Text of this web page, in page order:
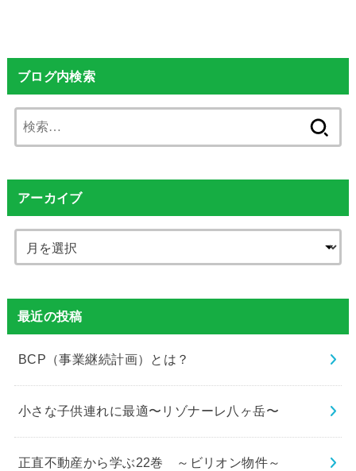
ブログ内検索
索:
アーカイブ
最近の投稿
BCP（事業継続計画）とは？
小さな子供連れに最適〜リゾナーレ八ヶ岳〜
正直不動産から学ぶ22巻 ～ビリオン物件～